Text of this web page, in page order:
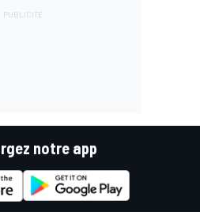
notre app